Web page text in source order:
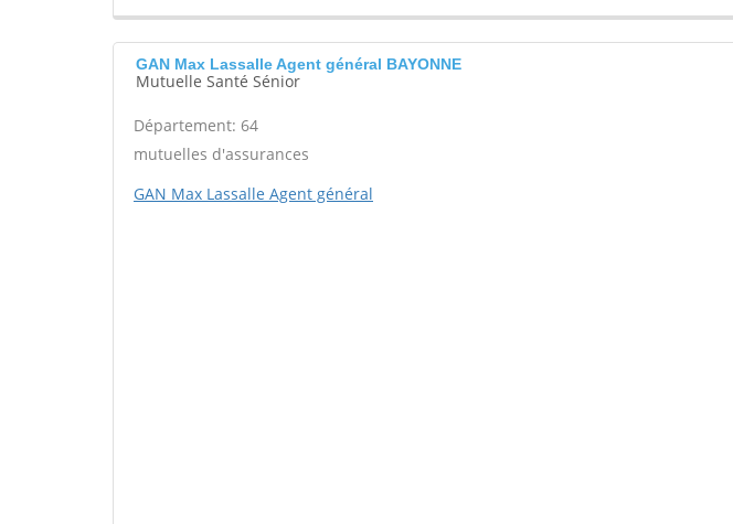
GAN Max Lassalle Agent général BAYONNE
Mutuelle Santé Sénior
Département: 64
mutuelles d'assurances
GAN Max Lassalle Agent général